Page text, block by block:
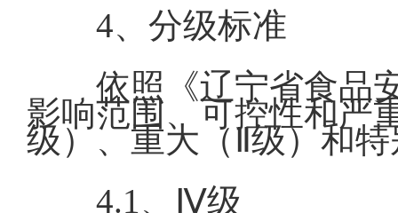
4、分级标准
依照《辽宁省食品
影响范围、可控性和严
级）、重大（Ⅱ级）和
4.1、Ⅳ级